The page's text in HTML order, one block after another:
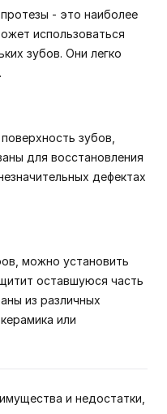
- это наиболее
использоваться
зубов. Они легко
зубов,
для восстановления
дефектах
можно установить
оставшуюся часть
из различных
или
и недостатки,